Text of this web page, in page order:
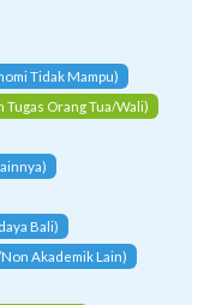
Tidak Mampu)
Orang Tua/Wali)
Bali)
Akademik Lain)